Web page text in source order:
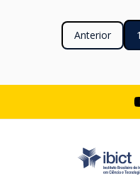
Anterior 1